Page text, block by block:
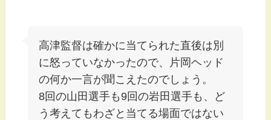
高津監督は確かに当てられた直後は別
に怒っていなかったので、片岡ヘッド
の何か一言が聞こえたのでしょう。
8回の山田選手も9回の岩田選手も、ど
う考えてもわざと当てる場面ではない